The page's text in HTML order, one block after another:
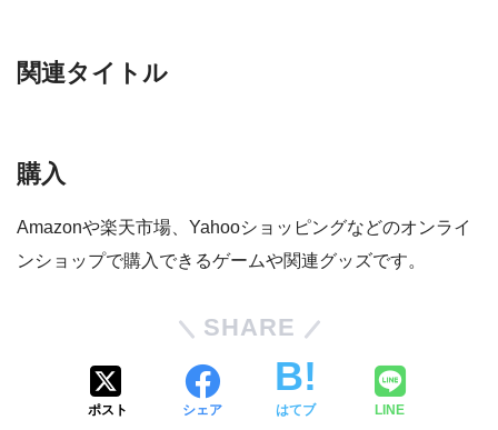
関連タイトル
購入
Amazonや楽天市場、Yahooショッピングなどのオンライ
ンショップで購入できるゲームや関連グッズです。
SHARE
ポスト シェア はてブ LINE